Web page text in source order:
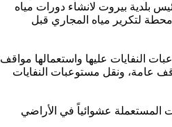
بلدية بيروت لانشاء دورات مياه
لتكرير مياه المجاري قبل
النفايات عليها واستعمالها مواقف
عامة، ونقل مستوعبات النفايات
عشوائياً في الأراضي